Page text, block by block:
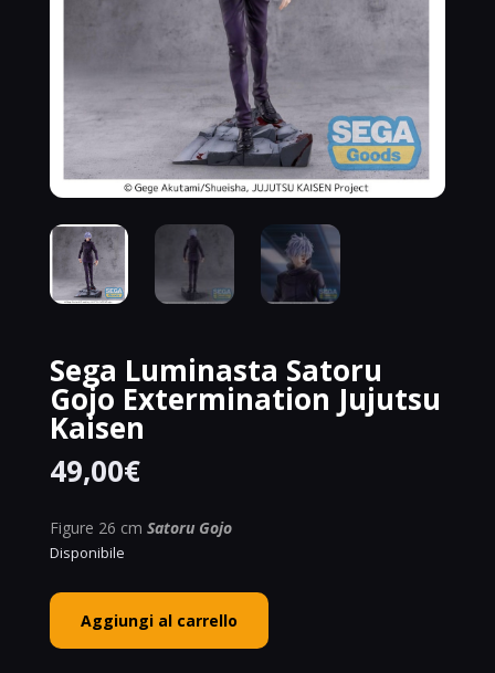
Sega Luminasta Satoru
Gojo Extermination Jujutsu
Kaisen
49,00€
Figure 26 cm Satoru Gojo
Disponibile
Sega
Luminasta
Satoru
Aggiungi al carrello